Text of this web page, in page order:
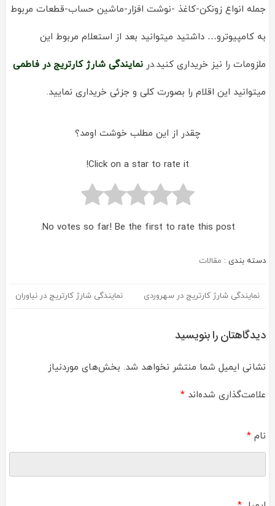
جمله انواع زونکن-کاغذ -نوشت افزار-ماشین حساب-قطعات مربوط
به کامپیوترو… داشتید میتوانید بعد از استعلام مربوط این
ملزومات را نیز خریداری کنید.در نمایندگی شارژ کارتریج در فاطمی
میتوانید این اقلام را بصورت کلی و جزئی خریداری نمایید.
چقدر از این مطلب خوشت اومد؟
Click on a star to rate it!
No votes so far! Be the first to rate this post.
دسته بندی : مقالات
راهبری
نمایندگی شارژ کارتریج در سهروردی نمایندگی شارژ کارتریج در نیاوران
دیدگاهتان را بنویسید
نشانی ایمیل شما منتشر نخواهد شد. بخش‌های موردنیاز
علامت‌گذاری شده‌اند *
نام *